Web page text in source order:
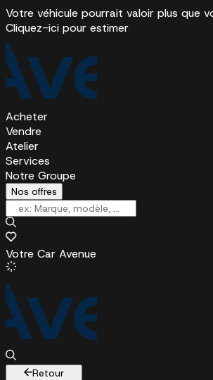
Votre véhicule pourrait valoir plus que
Cliquez-ici pour estimer
Acheter
Vendre
Atelier
Services
Notre Groupe
Nos offres
Votre Car Avenue
Retour